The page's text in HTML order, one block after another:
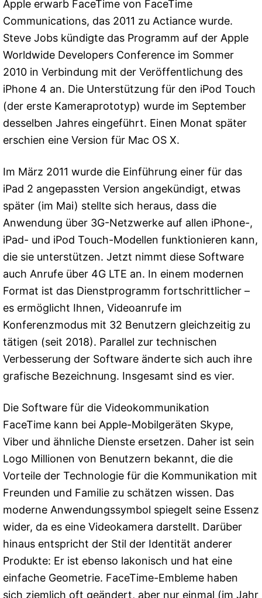
Apple erwarb FaceTime von FaceTime
Communications, das 2011 zu Actiance wurde.
Steve Jobs kündigte das Programm auf der Apple
Worldwide Developers Conference im Sommer
2010 in Verbindung mit der Veröffentlichung des
iPhone 4 an. Die Unterstützung für den iPod Touch
(der erste Kameraprototyp) wurde im September
desselben Jahres eingeführt. Einen Monat später
erschien eine Version für Mac OS X.
Im März 2011 wurde die Einführung einer für das
iPad 2 angepassten Version angekündigt, etwas
später (im Mai) stellte sich heraus, dass die
Anwendung über 3G-Netzwerke auf allen iPhone-,
iPad- und iPod Touch-Modellen funktionieren kann,
die sie unterstützen. Jetzt nimmt diese Software
auch Anrufe über 4G LTE an. In einem modernen
Format ist das Dienstprogramm fortschrittlicher –
es ermöglicht Ihnen, Videoanrufe im
Konferenzmodus mit 32 Benutzern gleichzeitig zu
tätigen (seit 2018). Parallel zur technischen
Verbesserung der Software änderte sich auch ihre
grafische Bezeichnung. Insgesamt sind es vier.
Die Software für die Videokommunikation
FaceTime kann bei Apple-Mobilgeräten Skype,
Viber und ähnliche Dienste ersetzen. Daher ist sein
Logo Millionen von Benutzern bekannt, die die
Vorteile der Technologie für die Kommunikation mit
Freunden und Familie zu schätzen wissen. Das
moderne Anwendungssymbol spiegelt seine Essenz
wider, da es eine Videokamera darstellt. Darüber
hinaus entspricht der Stil der Identität anderer
Produkte: Er ist ebenso lakonisch und hat eine
einfache Geometrie. FaceTime-Embleme haben
sich ziemlich oft geändert, aber nur einmal (im Jahr